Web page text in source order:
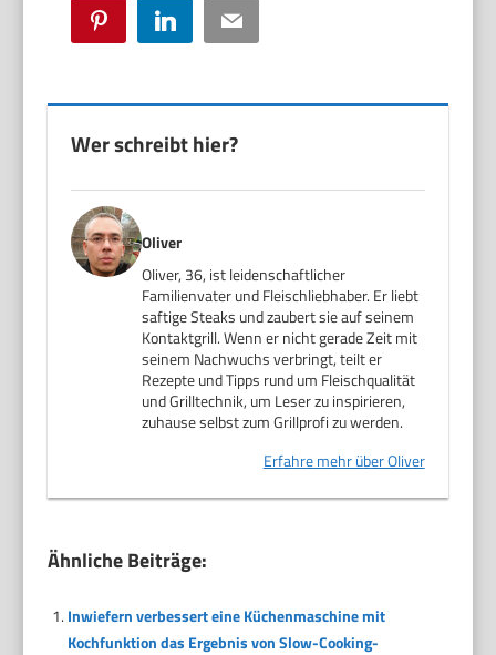
Pinterest LinkedIn Email
Wer schreibt hier?
Oliver
Oliver, 36, ist leidenschaftlicher
Familienvater und Fleischliebhaber. Er liebt
saftige Steaks und zaubert sie auf seinem
Kontaktgrill. Wenn er nicht gerade Zeit mit
seinem Nachwuchs verbringt, teilt er
Rezepte und Tipps rund um Fleischqualität
und Grilltechnik, um Leser zu inspirieren,
zuhause selbst zum Grillprofi zu werden.
Erfahre mehr über Oliver
Ähnliche Beiträge:
Inwiefern verbessert eine Küchenmaschine mit
Kochfunktion das Ergebnis von Slow-Cooking-